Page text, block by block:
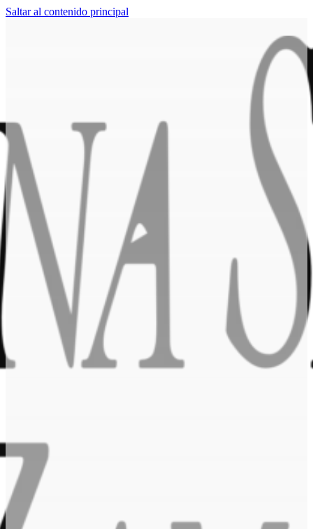
Saltar al contenido principal